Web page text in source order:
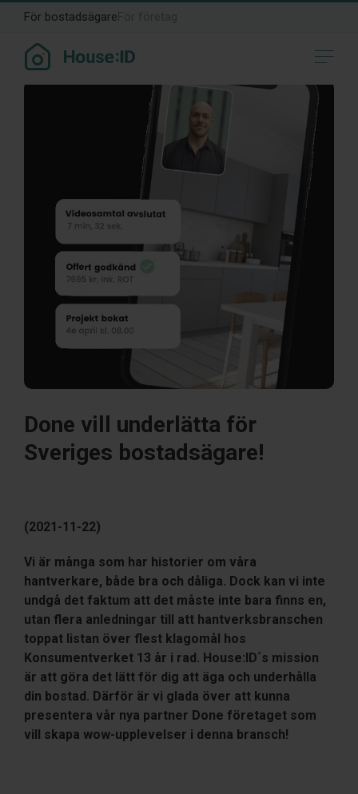
För bostadsägare
Done vill underlätta för
Sveriges bostadsägare!
(2021-11-22)
Vi är många som har historier om våra
hantverkare, både bra och dåliga. Dock kan vi inte
undgå det faktum att det måste inte bara finns en,
utan flera anledningar till att hantverksbranschen
toppat listan över flest klagomål hos
Konsumentverket 13 år i rad. House:ID´s mission
är att göra det lätt för dig att äga och underhålla
din bostad. Därför är vi glada över att kunna
presentera vår nya partner Done företaget som
vill skapa wow-upplevelser i denna bransch!